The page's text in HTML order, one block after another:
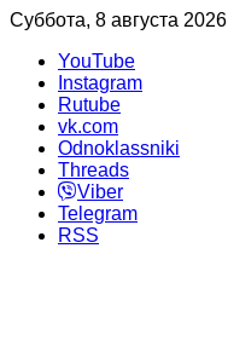
Суббота, 8 августа 2026
YouTube
Instagram
Rutube
vk.com
Odnoklassniki
Threads
Viber
Telegram
RSS